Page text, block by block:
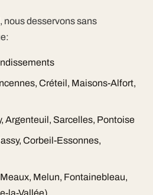
nous desservons sans
Créteil, Maisons-Alfort,
Argenteuil, Sarcelles, Pontoise
Corbeil-Essonnes,
Melun, Fontainebleau,
la-Vallée)